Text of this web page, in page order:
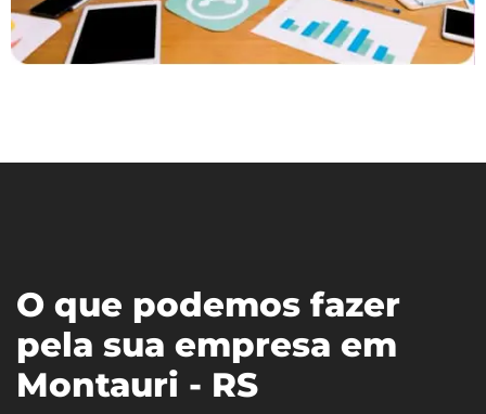
O que podemos fazer
pela sua empresa em
Montauri - RS